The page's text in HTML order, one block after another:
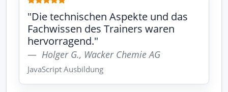
"Die technischen Aspekte und das
Fachwissen des Trainers waren
hervorragend."
Holger G., Wacker Chemie AG
JavaScript Ausbildung